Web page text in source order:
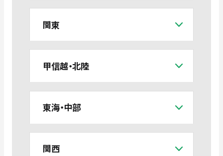
関東
甲信越・北陸
東海・中部
関西